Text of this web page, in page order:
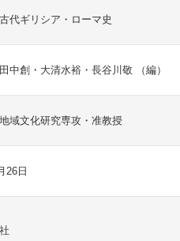
代ギリシア・ローマ史
中創・大清水裕・長谷川敬 （編）
地域文化研究専攻・准教授
26日